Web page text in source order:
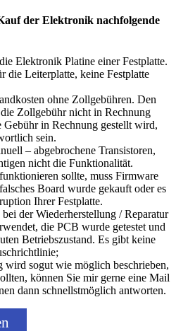
der Elektronik nachfolgende
Elektronik Platine einer Festplatte.
die Leiterplatte, keine Festplatte
ohne Zollgebühren. Den
Zollgebühr nicht in Rechnung
Gebühr in Rechnung gestellt wird,
sein.
– abgebrochene Transistoren,
nicht die Funktionalität.
sollte, muss Firmware
Board wurde gekauft oder es
Ihrer Festplatte.
der Wiederherstellung / Reparatur
die PCB wurde getestet und
Betriebszustand. Es gibt keine
wird sogut wie möglich beschrieben,
können Sie mir gerne eine Mail
dann schnellstmöglich antworten.